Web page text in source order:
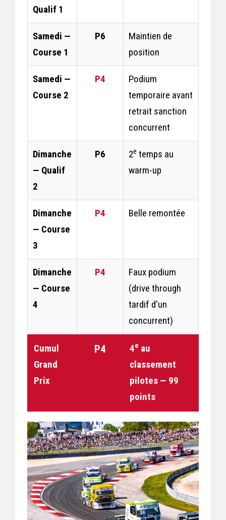
Qualif 1
Samedi —
Course 1
P6
Maintien de
position
Samedi —
Course 2
P4
Podium
temporaire avant
retrait sanction
concurrent
Dimanche
— Qualif
2
P6 2e temps au
warm-up
Dimanche
— Course
3
P4 Belle remontée
Dimanche
— Course
4
P4
Faux podium
(drive through
tardif d'un
concurrent)
Cumul
Grand
Prix
P4 4e au
classement
pilotes — 99
points